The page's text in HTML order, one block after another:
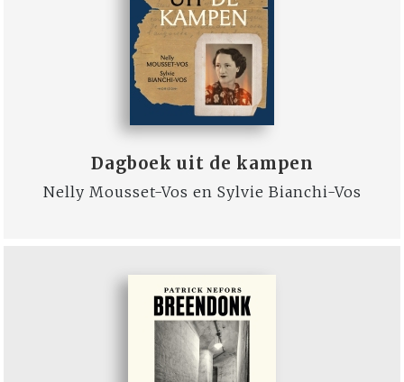
Dagboek uit de kampen
Nelly Mousset-Vos en Sylvie Bianchi-Vos